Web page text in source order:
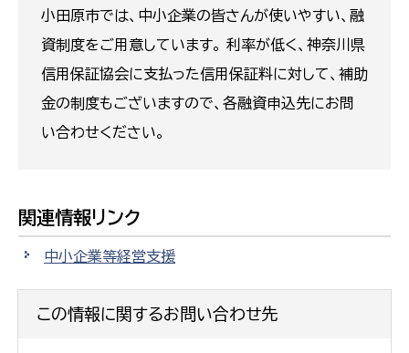
小田原市では、中小企業の皆さんが使いやすい、融
資制度をご用意しています。 利率が低く、神奈川県
信用保証協会に支払った信用保証料に対して、補助
金の制度もございますので、各融資申込先にお問
い合わせください。
関連情報リンク
中小企業等経営支援
この情報に関するお問い合わせ先